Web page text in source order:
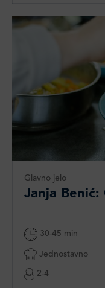
Glavno jelo
Janja Benić:
30-45 min
Jednostavno
2-4